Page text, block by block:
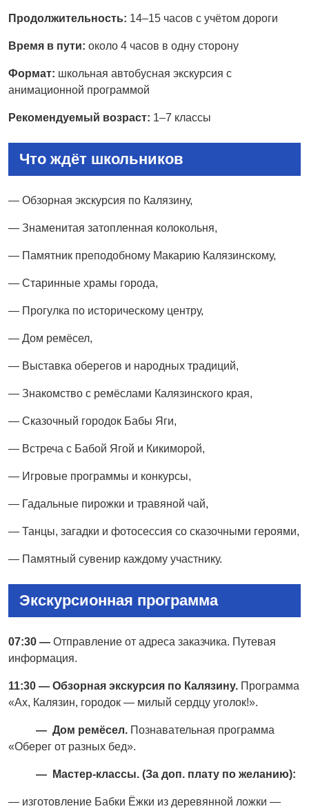
Продолжительность: 14–15 часов с учётом дороги
Время в пути: около 4 часов в одну сторону
Формат: школьная автобусная экскурсия с
анимационной программой
Рекомендуемый возраст: 1–7 классы
Что ждёт школьников
— Обзорная экскурсия по Калязину,
— Знаменитая затопленная колокольня,
— Памятник преподобному Макарию Калязинскому,
— Старинные храмы города,
— Прогулка по историческому центру,
— Дом ремёсел,
— Выставка оберегов и народных традиций,
— Знакомство с ремёслами Калязинского края,
— Сказочный городок Бабы Яги,
— Встреча с Бабой Ягой и Кикиморой,
— Игровые программы и конкурсы,
— Гадальные пирожки и травяной чай,
— Танцы, загадки и фотосессия со сказочными героями,
— Памятный сувенир каждому участнику.
Экскурсионная программа
07:30 — Отправление от адреса заказчика. Путевая
информация.
11:30 — Обзорная экскурсия по Калязину. Программа
«Ах, Калязин, городок — милый сердцу уголок!».
— Дом ремёсел. Познавательная программа
«Оберег от разных бед».
— Мастер-классы. (За доп. плату по желанию):
— изготовление Бабки Ёжки из деревянной ложки —